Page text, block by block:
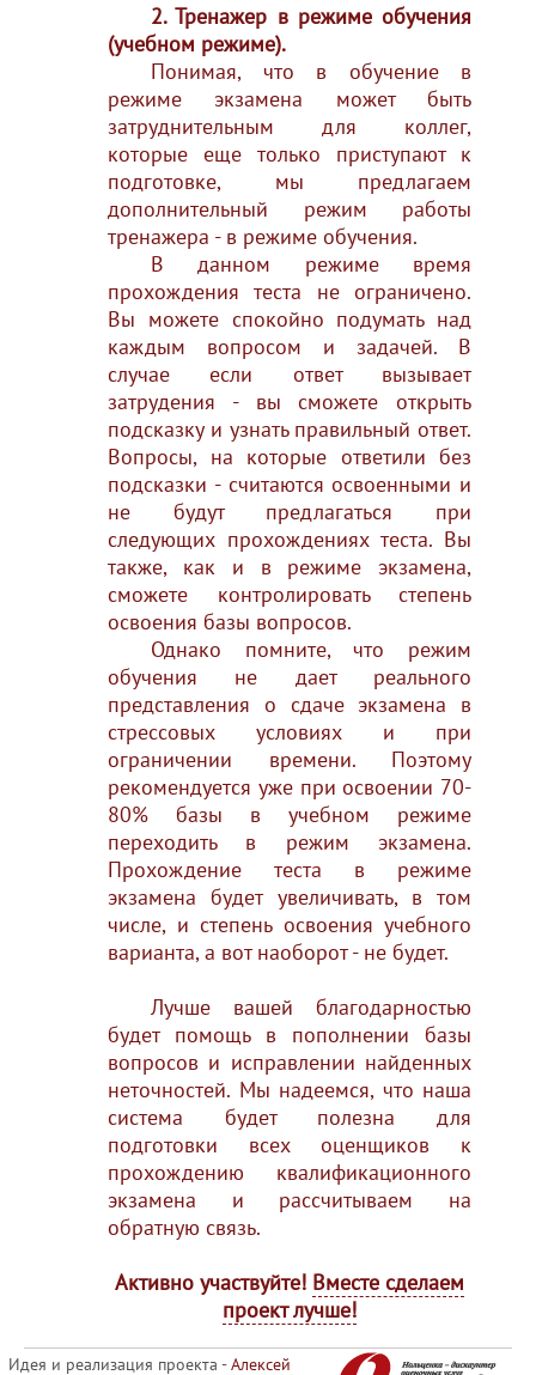
2. Тренажер в режиме обучения
(учебном режиме).
Понимая, что в обучение в
режиме экзамена может быть
затруднительным для коллег,
которые еще только приступают к
подготовке, мы предлагаем
дополнительный режим работы
тренажера - в режиме обучения.
В данном режиме время
прохождения теста не ограничено.
Вы можете спокойно подумать над
каждым вопросом и задачей. В
случае если ответ вызывает
затрудения - вы сможете открыть
подсказку и узнать правильный ответ.
Вопросы, на которые ответили без
подсказки - считаются освоенными и
не будут предлагаться при
следующих прохождениях теста. Вы
также, как и в режиме экзамена,
сможете контролировать степень
освоения базы вопросов.
Однако помните, что режим
обучения не дает реального
представления о сдаче экзамена в
стрессовых условиях и при
ограничении времени. Поэтому
рекомендуется уже при освоении 70-
80% базы в учебном режиме
переходить в режим экзамена.
Прохождение теста в режиме
экзамена будет увеличивать, в том
числе, и степень освоения учебного
варианта, а вот наоборот - не будет.
Лучше вашей благодарностью
будет помощь в пополнении базы
вопросов и исправлении найденных
неточностей. Мы надеемся, что наша
система будет полезна для
подготовки всех оценщиков к
прохождению квалификационного
экзамена и рассчитываем на
обратную связь.
Активно участвуйте! Вместе сделаем
проект лучше!
Идея и реализация проекта -Алексей